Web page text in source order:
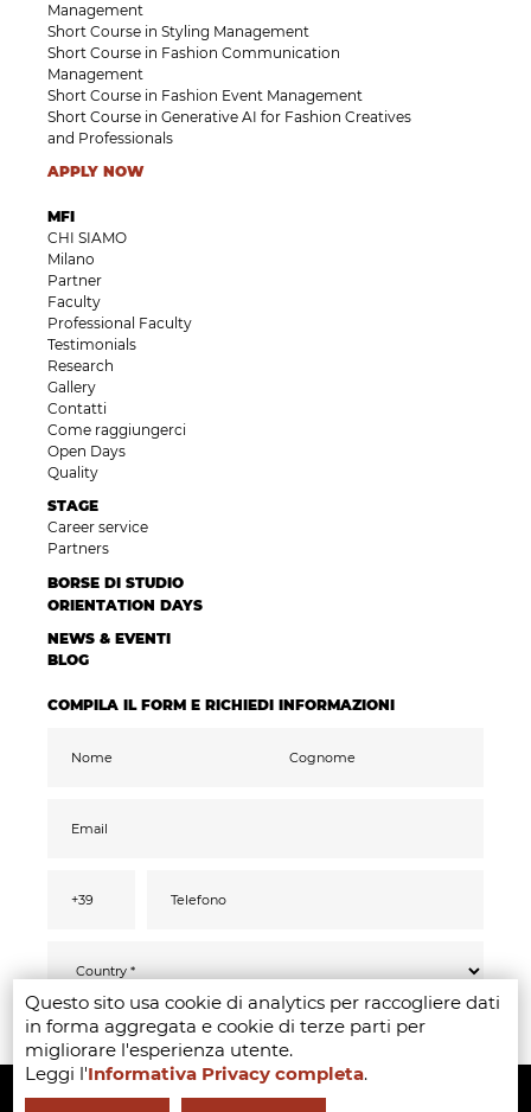
Questo sito usa cookie di analytics per raccogliere dati
in forma aggregata e cookie di terze parti per
migliorare l'esperienza utente.
Leggi l'Informativa Privacy completa.
Management
Short Course in Styling Management
Short Course in Fashion Communication
Management
Short Course in Fashion Event Management
Short Course in Generative AI for Fashion Creatives
and Professionals
APPLY NOW
MFI
CHI SIAMO
Milano
Partner
Faculty
Professional Faculty
Testimonials
Research
Gallery
Contatti
Come raggiungerci
Open Days
Quality
STAGE
Career service
Partners
BORSE DI STUDIO
ORIENTATION DAYS
NEWS & EVENTI
BLOG
COMPILA IL FORM E RICHIEDI INFORMAZIONI
Ai sensi del GDPR 2016/679, confermo di aver
letto compreso ed acconsentito
all’informativa privacy
Accetto il trattamento dati ai fini di ricevere
comunicazioni promozionali e offerte
mail
Copyright ©2020-2024 - Milano Fashion Institute - Via Durando 38 -